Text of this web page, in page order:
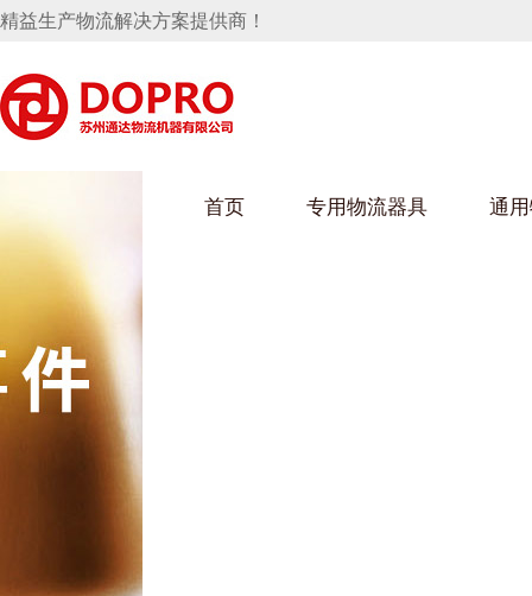
精益生产物流解决方案提供商！
首页 专用物流器具
葫芦娃下载最污架
保险杠料架
消声器料架
通
车
料架
桶水箱支架
行业